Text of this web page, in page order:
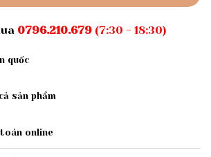
0796.210.679(7:30 - 18:30)
quốc
sản phẩm
online